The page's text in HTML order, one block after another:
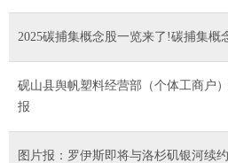
2025碳捕集概念股一览来了!碳捕集概
砚山县舆帆塑料经营部（个体工商户
报
图片报：罗伊斯即将与洛杉矶银河续